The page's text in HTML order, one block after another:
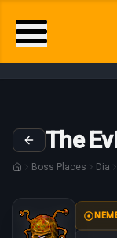
The
Boss Places Dia